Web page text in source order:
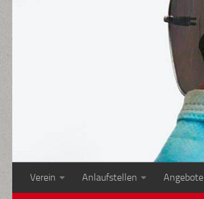
Verein Anlaufstellen Angebote